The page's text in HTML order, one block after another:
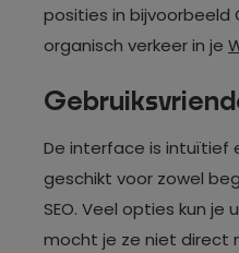
posities in bijvoorbeeld
organisch verkeer in je
De interface is intuïtief
geschikt voor zowel
SEO. Veel opties kun
mocht je ze niet direct